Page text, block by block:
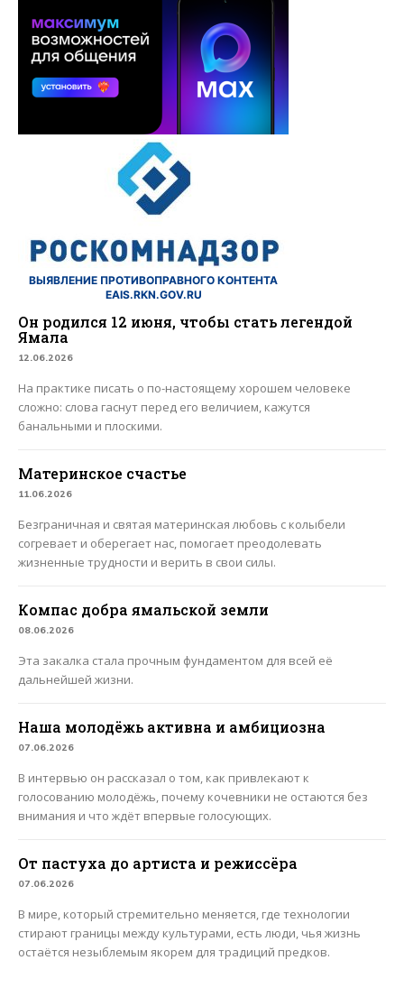
ВЫЯВЛЕНИЕ ПРОТИВОПРАВНОГО КОНТЕНТА
EAIS.RKN.GOV.RU
Он родился 12 июня, чтобы стать легендой
Ямала
12.06.2026
На практике писать о по-настоящему хорошем человеке
сложно: слова гаснут перед его величием, кажутся
банальными и плоскими.
Материнское счастье
11.06.2026
Безграничная и святая материнская любовь с колыбели
согревает и оберегает нас, помогает преодолевать
жизненные трудности и верить в свои силы.
Компас добра ямальской земли
08.06.2026
Эта закалка стала прочным фундаментом для всей её
дальнейшей жизни.
Наша молодёжь активна и амбициозна
07.06.2026
В интервью он рассказал о том, как привлекают к
голосованию молодёжь, почему кочевники не остаются без
внимания и что ждёт впервые голосующих.
От пастуха до артиста и режиссёра
07.06.2026
В мире, который стремительно меняется, где технологии
стирают границы между культурами, есть люди, чья жизнь
остаётся незыблемым якорем для традиций предков.